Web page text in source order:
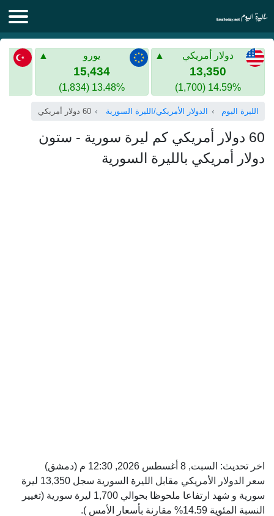
الليرة اليوم
الليرة السورية
الذهب في سوريا
الليرة التركية
الليرة التركية
الذهب في تركيا
اليورو الى الليرة التركية
دولار أمريكي
13,350
14.59% (1,700)
يورو
15,434
13.48% (1,834)
الليرة اليوم الدولار الأمريكي/الليرة السورية 60 دولار أمريكي
60 دولار أمريكي كم ليرة سورية - ستون
دولار أمريكي بالليرة السورية
اخر تحديث: السبت, 8 أغسطس 2026, 12:30 م
(دمشق)
سعر الدولار الأمريكي مقابل الليرة السورية سجل 13,350 ليرة
سورية و شهد ارتفاعا ملحوظا بحوالي 1,700 ليرة سورية (تغيير
النسبة المئوية 14.59% مقارنة بأسعار الأمس ).